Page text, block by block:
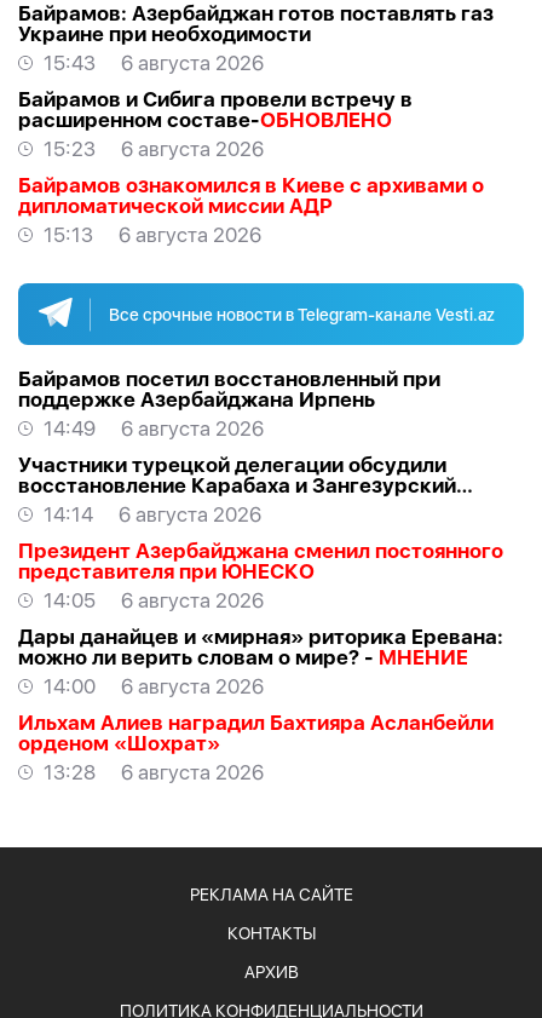
Байрамов: Азербайджан готов поставлять газ
Украине при необходимости
15:43
6 августа 2026
Байрамов и Сибига провели встречу в
расширенном составе-ОБНОВЛЕНО
15:23
6 августа 2026
Байрамов ознакомился в Киеве с архивами о
дипломатической миссии АДР
15:13
6 августа 2026
Все срочные новости в Telegram-канале Vesti.az
Байрамов посетил восстановленный при
поддержке Азербайджана Ирпень
14:49
6 августа 2026
Участники турецкой делегации обсудили
восстановление Карабаха и Зангезурский
коридор
14:14
6 августа 2026
Президент Азербайджана сменил постоянного
представителя при ЮНЕСКО
14:05
6 августа 2026
Дары данайцев и «мирная» риторика Еревана:
можно ли верить словам о мире? - МНЕНИЕ
14:00
6 августа 2026
Ильхам Алиев наградил Бахтияра Асланбейли
орденом «Шохрат»
13:28
6 августа 2026
РЕКЛАМА НА САЙТЕ
КОНТАКТЫ
АРХИВ
ПОЛИТИКА КОНФИДЕНЦИАЛЬНОСТИ